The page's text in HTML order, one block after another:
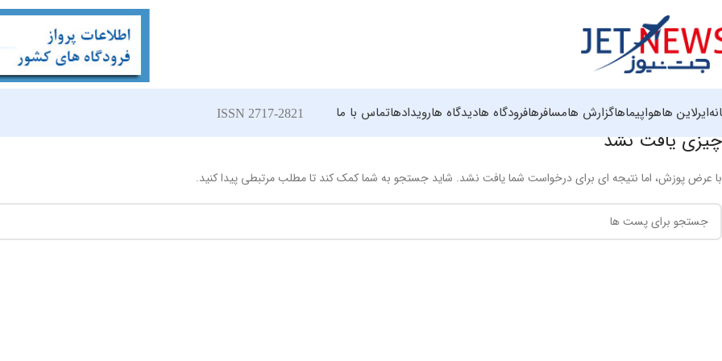
ایرلاین هاهواپیماهاگزارش هامسافرهافرودگاه هادیدگاه هارویدادهاتماس با ما ISSN 2717-2821
چیزی یافت نشد
با عرض پوزش، اما نتیجه ای برای درخواست شما یافت نشد. شاید جستجو به شما کمک کند تا مطلب مرتبطی پیدا کنید.